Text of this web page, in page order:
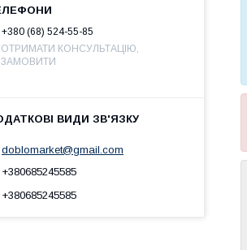
+380 (68) 524-55-85
ОТРИМАТИ КОНСУЛЬТАЦІЮ,
ЗАМОВИТИ
doblomarket@gmail.com
+380685245585
+380685245585